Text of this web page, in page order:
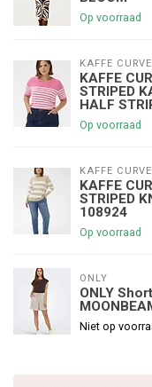
Op voorraad
KAFFE CURVE
KAFFE
STRIPED
HALF
Op voorraad
KAFFE CURVE
KAFFE
STRIPED
108924
Op voorraad
ONLY
ONLY
Niet op